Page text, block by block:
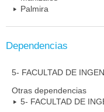
Palmira
Dependencias
5- FACULTAD DE
Otras dependencias
5- FACULTAD DE